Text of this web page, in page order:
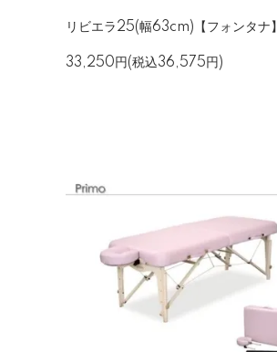
リビエラ25(幅63cm)【フォンタナ】
33,250円(税込36,575円)